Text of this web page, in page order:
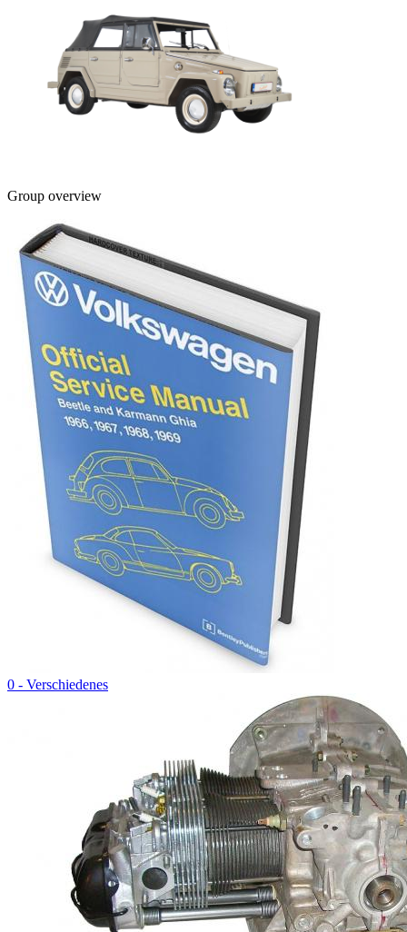
Group overview
0 - Verschiedenes